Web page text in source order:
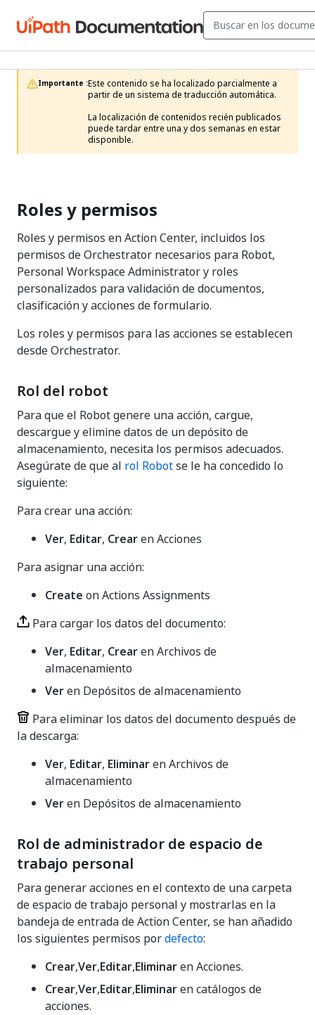
Importante :Este contenido se ha localizado parcialmente a
partir de un sistema de traducción automática.
La localización de contenidos recién publicados
puede tardar entre una y dos semanas en estar
disponible.
Roles y permisos
Roles y permisos en Action Center, incluidos los
permisos de Orchestrator necesarios para Robot,
Personal Workspace Administrator y roles
personalizados para validación de documentos,
clasificación y acciones de formulario.
Los roles y permisos para las acciones se establecen
desde Orchestrator.
Rol del robot
Para que el Robot genere una acción, cargue,
descargue y elimine datos de un depósito de
almacenamiento, necesita los permisos adecuados.
Asegúrate de que al rol Robotse le ha concedido lo
siguiente:
Para crear una acción:
Ver, Editar, Crearen Acciones
Para asignar una acción:
Create on Actions Assignments
Para cargar los datos del documento:
Ver, Editar, Crearen Archivos de
almacenamiento
Veren Depósitos de almacenamiento
Para eliminar los datos del documento después de
la descarga:
Ver, Editar, Eliminaren Archivos de
almacenamiento
Veren Depósitos de almacenamiento
Rol de administrador de espacio de
trabajo personal
Para generar acciones en el contexto de una carpeta
de espacio de trabajo personal y mostrarlas en la
bandeja de entrada de Action Center, se han añadido
los siguientes permisos pordefecto:
Crear,Ver,Editar,Eliminaren Acciones.
Crear,Ver,Editar,Eliminaren catálogos de
acciones.